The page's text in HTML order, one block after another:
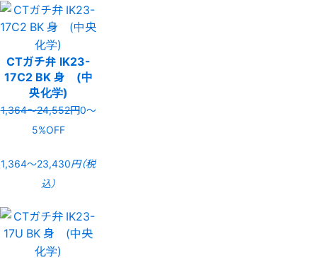
CTガチ弁 IK23-
17C2 BK 身 (中
央化学)
1,364〜24,552円0〜
5%OFF
1,364〜23,430円（税
込）